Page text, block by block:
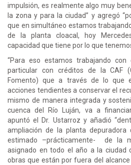
impulsión, es realmente algo muy
la zona y para la ciudad” y agregó
que en simultáneo estamos
de la planta cloacal, hoy
capacidad que tiene por lo que
“Para eso estamos trabajando con
particular con créditos de la CAF
Fomento) que a través de lo que
acciones tendientes a conservar el
mismo de manera integrada y
cuenca del Río Luján, va a
apuntó el Dr. Ustarroz y añadió
ampliación de la planta depuradora
estimado –prácticamente- de la
asignado en todo el año a la ciudad
obras que están por fuera del